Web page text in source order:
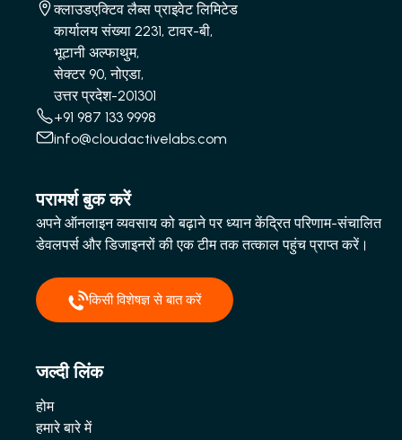
क्लाउडएक्टिव लैब्स प्राइवेट लिमिटेड
कार्यालय संख्या 2231, टावर-बी,
भूटानी अल्फाथुम,
सेक्टर 90, नोएडा,
उत्तर प्रदेश-201301
+91 987 133 9998
info@cloudactivelabs.com
परामर्श बुक करें
अपने ऑनलाइन व्यवसाय को बढ़ाने पर ध्यान केंद्रित परिणाम-संचालित
डेवलपर्स और डिजाइनरों की एक टीम तक तत्काल पहुंच प्राप्त करें।
किसी विशेषज्ञ से बात करें
जल्दी लिंक
होम
हमारे बारे में